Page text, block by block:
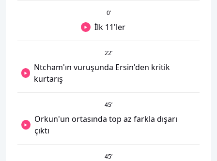
0’
İlk 11'ler
22’
Ntcham'ın vuruşunda Ersin'den kritik
kurtarış
45’
Orkun'un ortasında top az farkla dışarı
çıktı
45’